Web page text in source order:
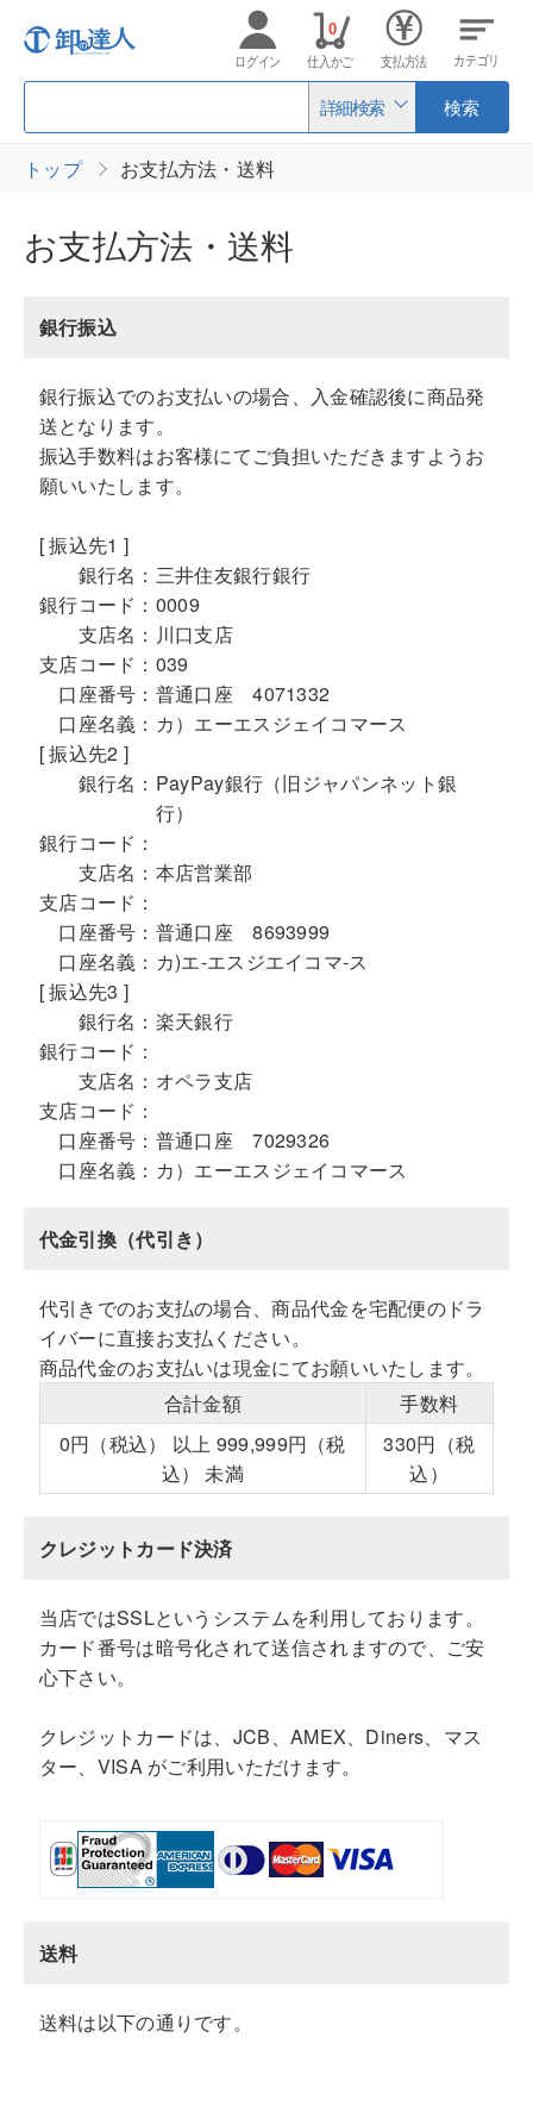
詳細検索 検索
ログイン 仕入かご
0
支払方法 カテゴリ
トップ お支払方法・送料
お支払方法・送料
銀行振込
銀行振込でのお支払いの場合、入金確認後に商品発
送となります。
振込手数料はお客様にてご負担いただきますようお
願いいたします。
[ 振込先1 ]
銀行名： 三井住友銀行銀行
銀行コード： 0009
支店名： 川口支店
支店コード： 039
口座番号： 普通口座 4071332
口座名義： カ）エーエスジェイコマース
[ 振込先2 ]
銀行名： PayPay銀行（旧ジャパンネット銀
行）
銀行コード：
支店名： 本店営業部
支店コード：
口座番号： 普通口座 8693999
口座名義： カ)エ-エスジエイコマ-ス
[ 振込先3 ]
銀行名： 楽天銀行
銀行コード：
支店名： オペラ支店
支店コード：
口座番号： 普通口座 7029326
口座名義： カ）エーエスジェイコマース
代金引換（代引き）
代引きでのお支払の場合、商品代金を宅配便のドラ
イバーに直接お支払ください。
商品代金のお支払いは現金にてお願いいたします。
合計金額
手数料
0円（税込） 以上 999,999円（税
込） 未満
330円（税
込）
クレジットカード決済
当店ではSSLというシステムを利用しております。
カード番号は暗号化されて送信されますので、ご安
心下さい。
クレジットカードは、JCB、AMEX、Diners、マス
ター、VISA がご利用いただけます。
送料
送料は以下の通りです。